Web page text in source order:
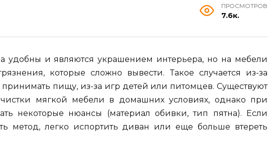
ПРОСМОТРОВ
7.6к.
удобны и являются украшением интерьера, но на мебели
которые сложно вывести. Такое случается из-за
пищу, из-за игр детей или питомцев. Существуют
мягкой мебели в домашних условиях, однако при
некоторые нюансы (материал обивки, тип пятна). Если
метод, легко испортить диван или еще больше втереть